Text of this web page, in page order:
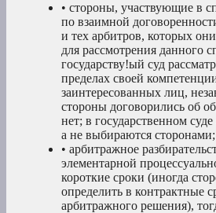
• стороны, участвующие в
по взаимной
и тех арбитров, которых
для рассмотрения данного
государству!ый суд
пределах своей
заинтересованных лиц,
стороны договорились об
нет; в государственном
а не выбираются сторонами;
• арбитражное
элементарной
короткие сроки (иногда
определить в контрактные
арбитражного решения),